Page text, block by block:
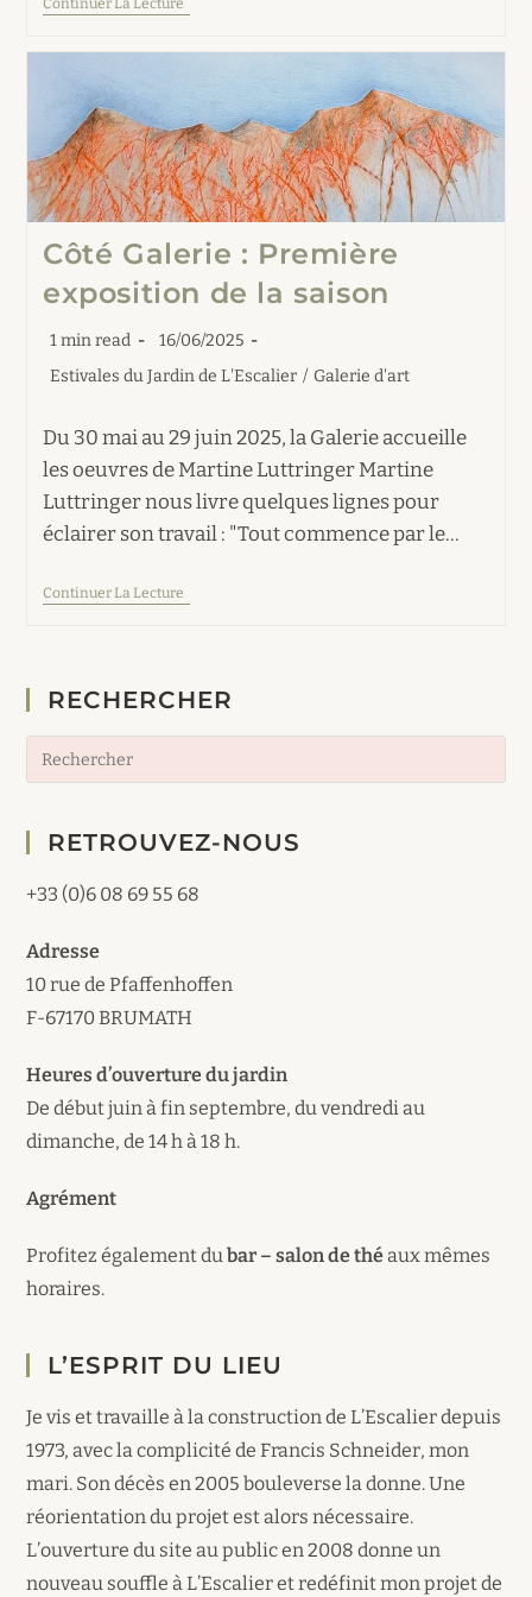
Continuer La Lecture
Galerie
Deux
Présences
Fortes
Côté Galerie : Première
exposition de la saison
Temps
lecture :
1 min read
Publication
16/06/2025
Post
Estivales du Jardin de L'Escalier / Galerie d'art
Du 30 mai au 29 juin 2025, la Galerie accueille
les oeuvres de Martine Luttringer Martine
Luttringer nous livre quelques lignes pour
éclairer son travail : "Tout commence par le…
Continuer La LectureCôté
Galerie
De
La
RECHERCHER
RETROUVEZ-NOUS
+33 (0)6 08 69 55 68
Adresse
10 rue de Pfaffenhoffen
F-67170 BRUMATH
Heures d’ouverture du jardin
De début juin à fin septembre, du vendredi au
dimanche, de 14 h à 18 h.
Agrément
Profitez également dubar – salon de thé aux mêmes
horaires.
L’ESPRIT DU LIEU
Je vis et travaille à la construction de L’Escalier depuis
1973, avec la complicité de Francis Schneider, mon
mari. Son décès en 2005 bouleverse la donne. Une
réorientation du projet est alors nécessaire.
L’ouverture du site au public en 2008 donne un
nouveau souffle à L’Escalier et redéfinit mon projet de